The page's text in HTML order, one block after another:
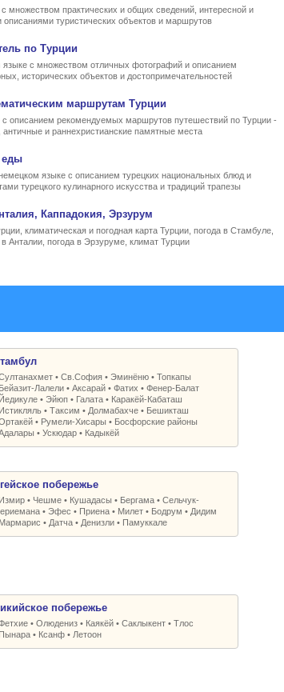
множеством практических и общих сведений, интересной и
туристических объектов и маршрутов
по Турции
языке с множеством отличных фотографий и описанием
исторических объектов и достопримечательностей
маршрутам Турции
описанием рекомендуемых маршрутов путешествий по Турции -
и раннехристианские памятные места
еды
языке с описанием турецких национальных блюд и
турецкого кулинарного искусства и традиций трапезы
Каппадокия, Эрзурум
климатическая и погодная карта Турции, погода в Стамбуле,
Анталии, погода в Эрзуруме, климат Турции
• Св.София• Эминёню• Топкапы
Бейазит-Лалели• Аксарай• Фатих • Фенер-Балат
Йедикуле• Эйюп• Галата• Каракёй-Кабаташ
Истикляль• Таксим • Долмабахче• Бешикташ
• Румели-Xисары • Босфорские районы
• Ускюдар• Кадыкёй
побережье
Измир• Чешме• Кушадасы • Бергама• Сельчук-
• Эфес • Приена• Милет• Бодрум • Дидим
Мармарис • Датча• Денизли• Памуккале
побережье
• Олюдениз• Каякёй• Саклыкент• Тлос
Пынара• Ксанф• Летоон